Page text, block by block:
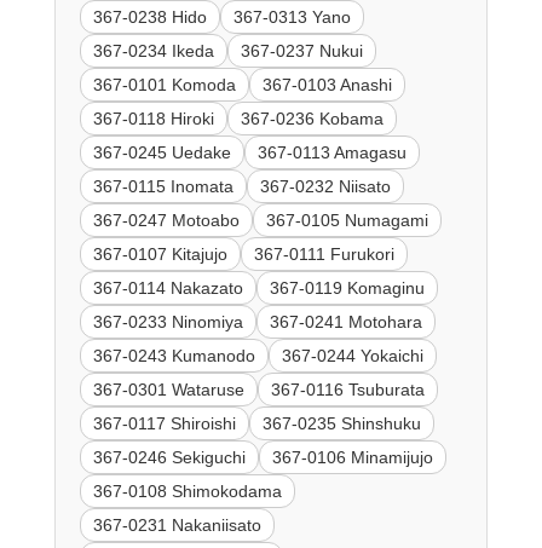
367-0238 Hido
367-0313 Yano
367-0234 Ikeda
367-0237 Nukui
367-0101 Komoda
367-0103 Anashi
367-0118 Hiroki
367-0236 Kobama
367-0245 Uedake
367-0113 Amagasu
367-0115 Inomata
367-0232 Niisato
367-0247 Motoabo
367-0105 Numagami
367-0107 Kitajujo
367-0111 Furukori
367-0114 Nakazato
367-0119 Komaginu
367-0233 Ninomiya
367-0241 Motohara
367-0243 Kumanodo
367-0244 Yokaichi
367-0301 Wataruse
367-0116 Tsuburata
367-0117 Shiroishi
367-0235 Shinshuku
367-0246 Sekiguchi
367-0106 Minamijujo
367-0108 Shimokodama
367-0231 Nakaniisato